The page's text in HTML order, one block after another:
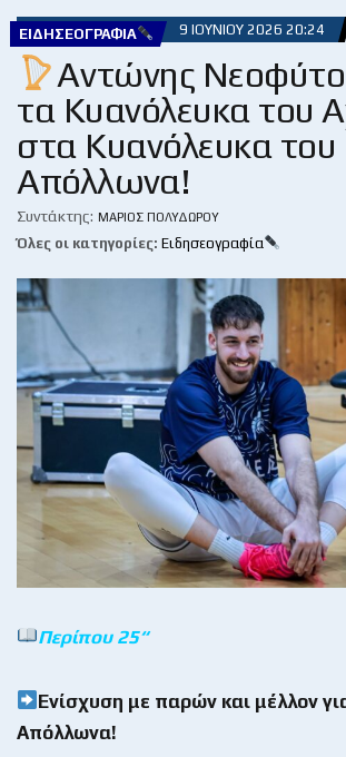
ΕΙΔΗΣΕΟΓΡΑΦΊΑ 9 ΙΟΥΝΊΟΥ 2026 20:24
Αντώνης
τα Κυανόλευκα του
στα Κυανόλευκα του
Απόλλωνα!
Συντάκτης: ΜΆΡΙΟΣ ΠΟΛΥΔΏΡΟΥ
Όλες οι κατηγορίες: Ειδησεογραφία
Περίπου 25“
Ενίσχυση με παρών και μέλλον
Απόλλωνα!